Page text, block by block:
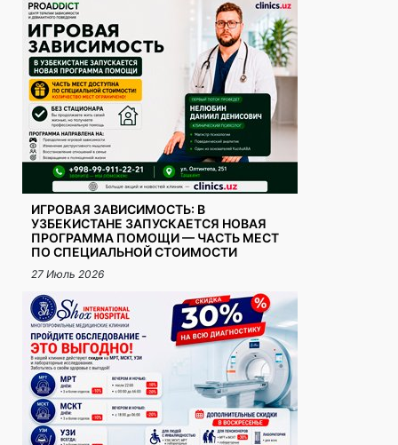
ИГРОВАЯ ЗАВИСИМОСТЬ: В
УЗБЕКИСТАНЕ ЗАПУСКАЕТСЯ НОВАЯ
ПРОГРАММА ПОМОЩИ — ЧАСТЬ МЕСТ
ПО СПЕЦИАЛЬНОЙ СТОИМОСТИ
27 Июль 2026